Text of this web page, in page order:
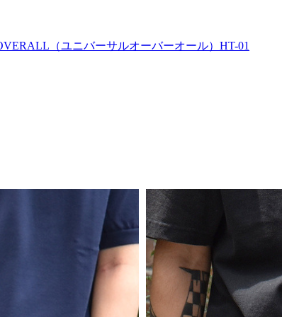
（ユニバーサルオーバーオール）HT-01